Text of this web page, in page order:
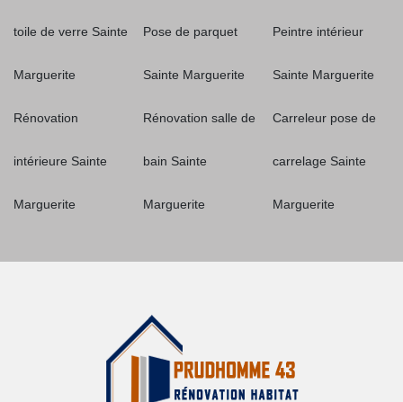
toile de verre Sainte
Marguerite
Rénovation
intérieure Sainte
Marguerite
Pose de parquet
Sainte Marguerite
Rénovation salle de
bain Sainte
Marguerite
Peintre intérieur
Sainte Marguerite
Carreleur pose de
carrelage Sainte
Marguerite